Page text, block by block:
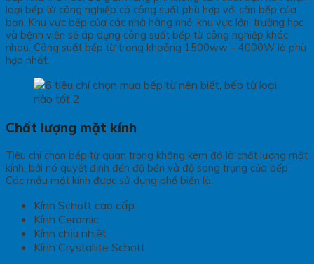
loại bếp từ công nghiệp có công suất phù hợp với căn bếp của
bạn. Khu vực bếp của các nhà hàng nhỏ, khu vực lớn, trường học
và bệnh viện sẽ áp dụng công suất bếp từ công nghiệp khác
nhau. Công suất bếp từ trong khoảng 1500ww – 4000W là phù
hợp nhất.
Chất lượng mặt kính
Tiêu chí chọn bếp từ quan trọng không kém đó là chất lượng mặt
kính, bởi nó quyết định đến độ bền và độ sang trọng của bếp.
Các mẫu mặt kính được sử dụng phổ biến là:
Kính Schott cao cấp
Kính Ceramic
Kính chịu nhiệt
Kính Crystallite Schott